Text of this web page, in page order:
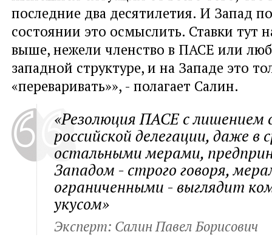
последние два десятилетия. И Запад
состоянии это осмыслить. Ставки тут
выше, нежели членство в ПАСЕ или
западной структуре, и на Западе это
«переваривать»», - полагает Салин.
«Резолюция ПАСЕ с лишением
российской делегации, даже в
остальными мерами,
Западом - строго говоря,
ограниченными - выглядит
укусом»
Эксперт: Салин Павел Борисович